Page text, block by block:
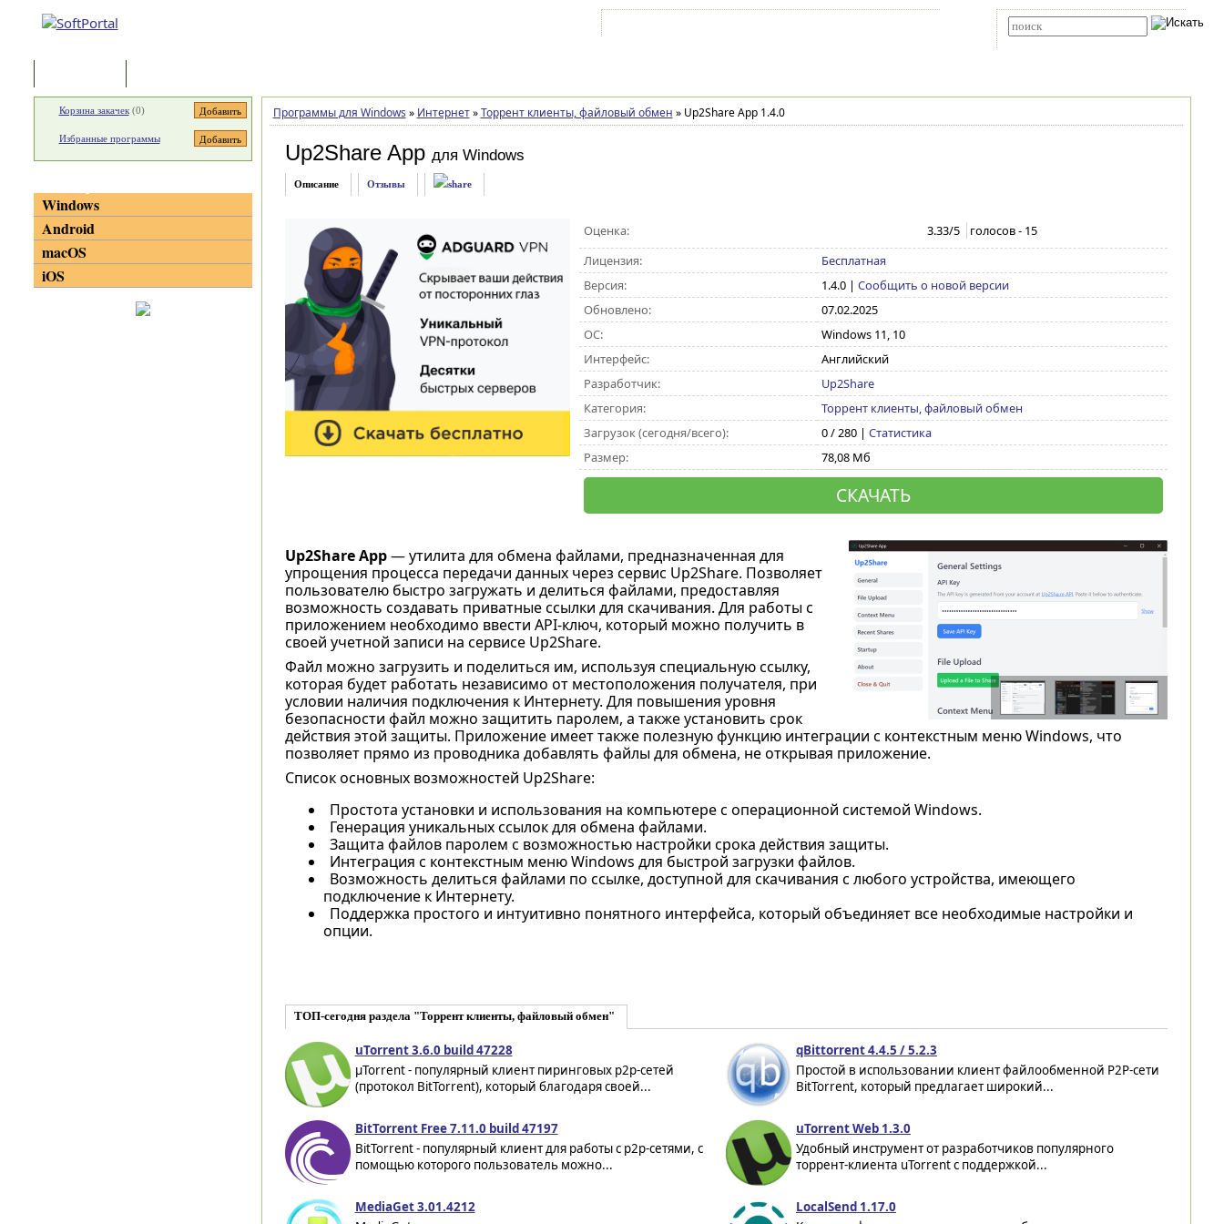
Программы для Windows » Интернет » Торрент клиенты, файловый обмен »Up2Share App 1.4.0
Up2Share App для Windows
Описание Отзывы
Оценка: 3.33/5 голосов - 15
Лицензия:
Бесплатная
Версия:
1.4.0| Сообщить о новой версии
Обновлено:
07.02.2025
ОС:
Windows 11, 10
Интерфейс:
Английский
Разработчик:
Up2Share
Категория:
Торрент клиенты, файловый обмен
Загрузок (сегодня/всего):
0 / 280 | Статистика
Размер:
78,08 Мб
СКАЧАТЬ
Up2Share App— утилита для обмена файлами, предназначенная для
упрощения процесса передачи данных через сервис Up2Share. Позволяет
пользователю быстро загружать и делиться файлами, предоставляя
возможность создавать приватные ссылки для скачивания. Для работы с
приложением необходимо ввести API-ключ, который можно получить в
своей учетной записи на сервисе Up2Share.
Файл можно загрузить и поделиться им, используя специальную ссылку,
которая будет работать независимо от местоположения получателя, при
условии наличия подключения к Интернету. Для повышения уровня
безопасности файл можно защитить паролем, а также установить срок
действия этой защиты. Приложение имеет также полезную функцию интеграции с контекстным меню Windows, что
позволяет прямо из проводника добавлять файлы для обмена, не открывая приложение.
Список основных возможностей Up2Share:
Простота установки и использования на компьютере с операционной системой Windows.
Генерация уникальных ссылок для обмена файлами.
Защита файлов паролем с возможностью настройки срока действия защиты.
Интеграция с контекстным меню Windows для быстрой загрузки файлов.
Возможность делиться файлами по ссылке, доступной для скачивания с любого устройства, имеющего
подключение к Интернету.
Поддержка простого и интуитивно понятного интерфейса, который объединяет все необходимые настройки и
опции.
ТОП-сегодня раздела "Торрент клиенты, файловый обмен"
uTorrent 3.6.0 build 47228
µTorrent - популярный клиент пиринговых p2p-сетей
(протокол BitTorrent), который благодаря своей...
qBittorrent 4.4.5 / 5.2.3
Простой в использовании клиент файлообменной P2P-сети
BitTorrent, который предлагает широкий...
BitTorrent Free 7.11.0 build 47197
BitTorrent - популярный клиент для работы с p2p-сетями, с
помощью которого пользователь можно...
uTorrent Web 1.3.0
Удобный инструмент от разработчиков популярного
торрент-клиента uTorrent с поддержкой...
MediaGet 3.01.4212
LocalSend 1.17.0
Корзина закачек(0)
Избранные программы
Windows
Android
macOS
iOS